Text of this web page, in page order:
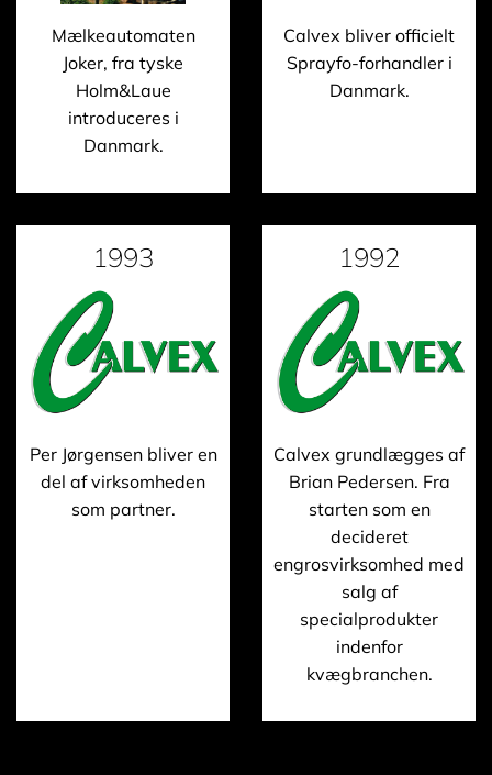
Mælkeautomaten
Joker, fra tyske
Holm&Laue
introduceres i
Danmark.
Calvex bliver officielt
Sprayfo-forhandler i
Danmark.
1993
Per Jørgensen bliver en
del af virksomheden
som partner.
1992
Calvex grundlægges af
Brian Pedersen. Fra
starten som en
decideret
engrosvirksomhed med
salg af
specialprodukter
indenfor
kvægbranchen.